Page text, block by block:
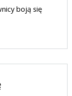
boją się